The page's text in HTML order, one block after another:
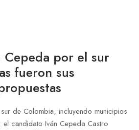
por el sur
fueron sus
de Colombia, incluyendo municipios
el candidato Iván Cepeda Castro